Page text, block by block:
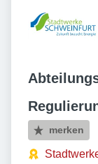
merken